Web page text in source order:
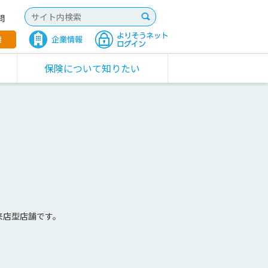
保険について知りたい
型店舗です。